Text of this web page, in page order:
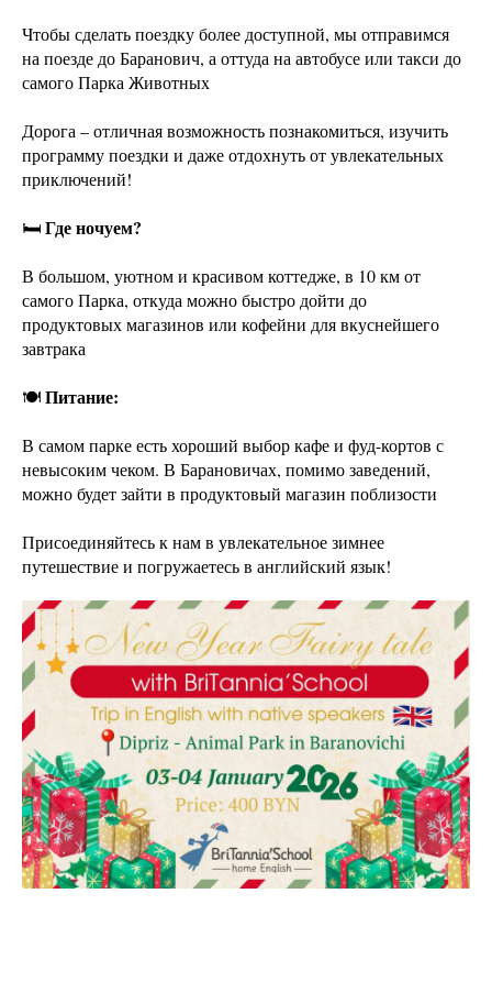
Чтобы сделать поездку более доступной, мы отправимся
на поезде до Баранович, а оттуда на автобусе или такси до
самого Парка Животных
Дорога – отличная возможность познакомиться, изучить
программу поездки и даже отдохнуть от увлекательных
приключений!
🛏Где ночуем?
В большом, уютном и красивом коттедже, в 10 км от
самого Парка, откуда можно быстро дойти до
продуктовых магазинов или кофейни для вкуснейшего
завтрака
🍽Питание:
В самом парке есть хороший выбор кафе и фуд-кортов с
невысоким чеком. В Барановичах, помимо заведений,
можно будет зайти в продуктовый магазин поблизости
Присоединяйтесь к нам в увлекательное зимнее
путешествие и погружаетесь в английский язык!